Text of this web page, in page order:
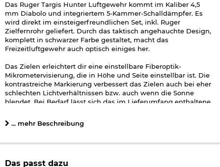
Das Ruger Targis Hunter Luftgewehr kommt im Kaliber 4,5
mm Diabolo und integriertem 5-Kammer-Schalldämpfer. Es
wird direkt im einsteigerfreundlichen Set, inkl. Ruger
Zielfernrohr geliefert. Durch das taktisch angehauchte Design,
komplett in schwarzer Farbe gestaltet, macht das
Freizeitluftgewehr auch optisch einiges her.
Das Zielen erleichtert dir eine einstellbare Fiberoptik-
Mikrometervisierung, die in Höhe und Seite einstellbar ist. Die
kontrastreiche Markierung verbessert das Zielen auch bei eher
schlechten Lichtverhältnissen bzw. auch wenn die Sonne
blendet. Bei Bedarf lässt sich das im Lieferumfang enthaltene
nach Belieben einstellen. Das Zielfernrohr verfügt über eine 3-9
fache Vergrößerung und ist ebenfalls seiten- und
Luftgewehr auch mit feuchten Händen sicher im Anschlag. Die
... mehr Beschreibung
Das passt dazu